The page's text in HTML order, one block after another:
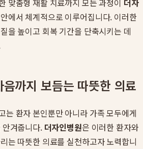
맞춤형 재활 치료까지 모든 과정이 더자
에서 체계적으로 이루어집니다. 이러한
을 높이고 회복 기간을 단축시키는 데
까지 보듬는 따뜻한 의료
는 환자 본인뿐만 아니라 가족 모두에게
겨줍니다. 더자인병원은 이러한 환자와
는 따뜻한 의료를 실천하고자 노력합니